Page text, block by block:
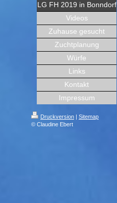
LG FH 2019 in Bonndorf
Videos
Zuhause gesucht
Zuchtplanung
Würfe
Links
Kontakt
Impressum
Druckversion | Sitemap
© Claudine Ebert